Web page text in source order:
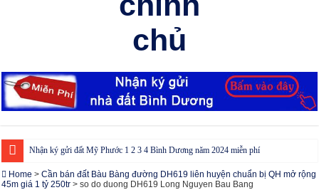
Nhận ký gửi đất Mỹ Phước 1 2 3 4 Bình Dương năm 2024 miễn phí
Cho thuê nhà Ecolakes Bình Dương, mới đẹp, đầy đủ nội thất
Home > Cần bán đất Bàu Bàng đường DH619 liên huyện chuẩn bị QH mở rộng
45m giá 1 tỷ 250tr > so do duong DH619 Long Nguyen Bau Bang